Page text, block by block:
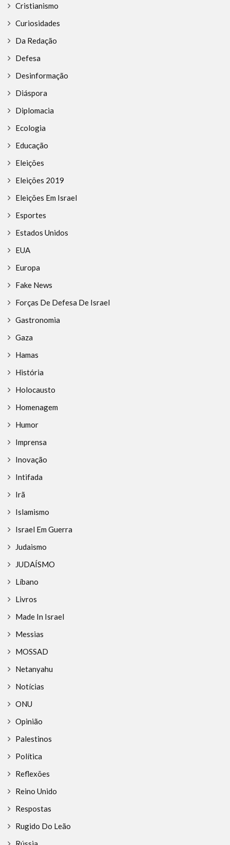
Cristianismo
Curiosidades
Da Redação
Defesa
Desinformação
Diáspora
Diplomacia
Ecologia
Educação
Eleições
Eleições 2019
Eleições Em Israel
Esportes
Estados Unidos
EUA
Europa
Fake News
Forças De Defesa De Israel
Gastronomia
Gaza
Hamas
História
Holocausto
Homenagem
Humor
Imprensa
Inovação
Intifada
Irã
Islamismo
Israel Em Guerra
Judaismo
JUDAÍSMO
Líbano
Livros
Made In Israel
Messias
MOSSAD
Netanyahu
Notícias
ONU
Opinião
Palestinos
Política
Reflexões
Reino Unido
Respostas
Rugido Do Leão